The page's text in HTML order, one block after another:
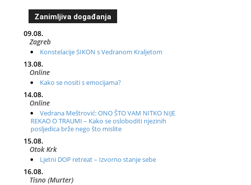
Zanimljiva događanja
09.08.
Zagreb
Konstelacije SIKON s Vedranom Kraljetom
13.08.
Online
Kako se nositi s emocijama?
14.08.
Online
Vedrana Meštrović: ONO ŠTO VAM NITKO NIJE
REKAO O TRAUMI – Kako se osloboditi njezinih
posljedica brže nego što mislite
15.08.
Otok Krk
Ljetni DOP retreat – Izvorno stanje sebe
16.08.
Tisno (Murter)